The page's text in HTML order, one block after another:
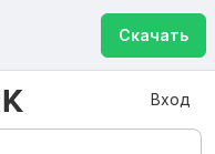
Скачать
Вход